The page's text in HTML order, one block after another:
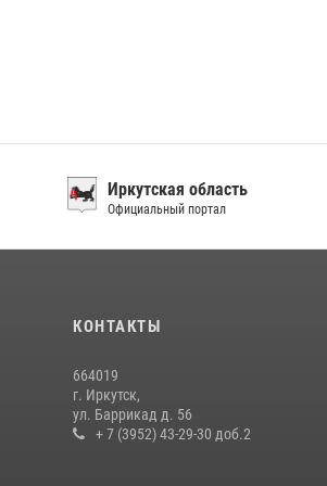
Иркутская область
Официальный портал
КОНТАКТЫ
664019
г. Иркутск,
ул. Баррикад д. 56
+ 7 (3952) 43-29-30 доб.2